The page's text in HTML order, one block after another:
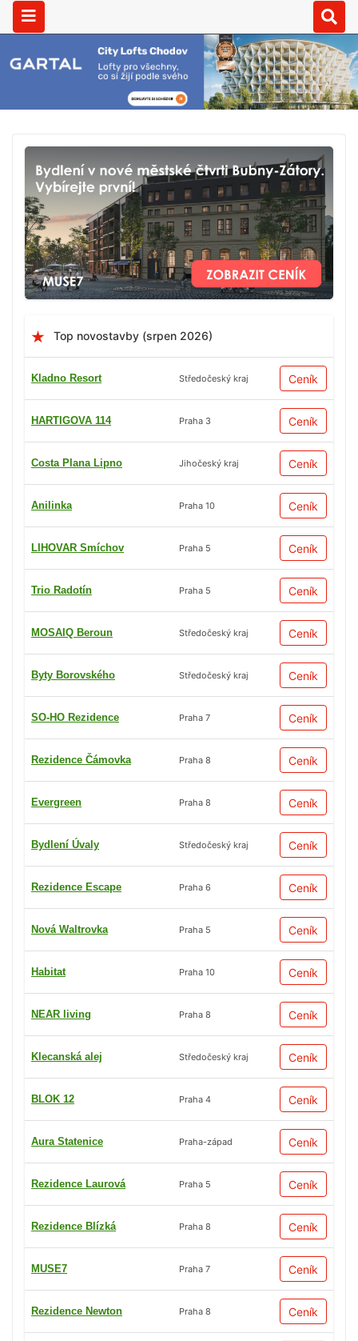
Top novostavby (srpen 2026)
Kladno Resort Středočeský kraj Ceník
HARTIGOVA 114 Praha 3 Ceník
Costa Plana Lipno Jihočeský kraj Ceník
Anilinka Praha 10 Ceník
LIHOVAR Smíchov Praha 5 Ceník
Trio Radotín Praha 5 Ceník
MOSAIQ Beroun Středočeský kraj Ceník
Byty Borovského Středočeský kraj Ceník
SO-HO Rezidence Praha 7 Ceník
Rezidence Čámovka Praha 8 Ceník
Evergreen Praha 8 Ceník
Bydlení Úvaly Středočeský kraj Ceník
Rezidence Escape Praha 6 Ceník
Nová Waltrovka Praha 5 Ceník
Habitat Praha 10 Ceník
NEAR living Praha 8 Ceník
Klecanská alej Středočeský kraj Ceník
BLOK 12 Praha 4 Ceník
Aura Statenice Praha-západ Ceník
Rezidence Laurová Praha 5 Ceník
Rezidence Blízká Praha 8 Ceník
MUSE7 Praha 7 Ceník
Rezidence Newton Praha 8 Ceník